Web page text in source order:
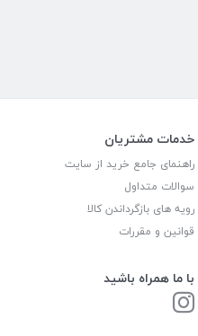
خدمات مشتریان
راهنمای جامع خرید از سایت
سوالات متداول
رویه های بازگرداندن کالا
قوانین و مقررات
با ما همراه باشید